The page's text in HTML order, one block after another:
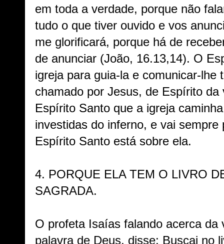
em toda a verdade, porque não
tudo o que tiver ouvido e vos
me glorificará, porque há de
de anunciar (João, 16.13,14). O
igreja para guia-la e comunicar-lhe
chamado por Jesus, de Espírito
Espírito Santo que a igreja
investidas do inferno, e vai sempre
Espírito Santo está sobre ela.
4. PORQUE ELA TEM O LIVRO
SAGRADA.
O profeta Isaías falando acerca da
palavra de Deus, disse: Buscai no